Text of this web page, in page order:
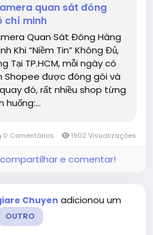
quan sát đóng
chí minh
Quan Sát Đóng Hàng
Khi “Niềm Tin” Không Đủ,
Tại TP.HCM, mỗi ngày có
Shopee được đóng gói và
đó, rất nhiều shop từng
0 Comentários 1902 Visualizações
e comentar!
Chuyen adicionou um
OUTRO